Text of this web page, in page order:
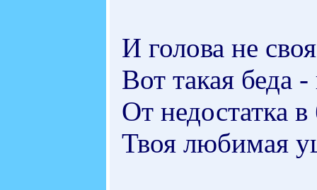
И голова не
Вот такая беда
От недостатка
Твоя любимая